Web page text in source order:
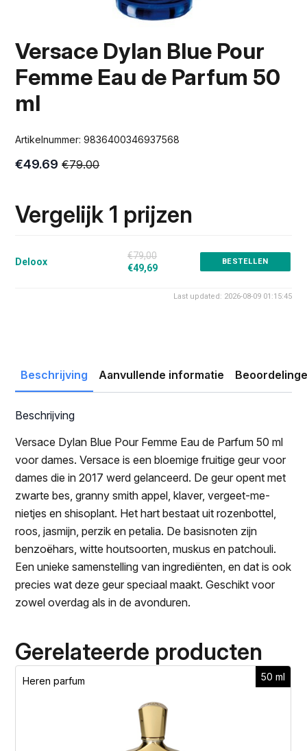
Versace Dylan Blue Pour
Femme Eau de Parfum 50
ml
Artikelnummer:9836400346937568
€79.00
Oorspronkelijke
€79.00.
€49.69
Huidige
€49.69.
Vergelijk 1 prijzen
Deloox
€79,00
€49,69
BESTELLEN
Last updated: 2026-08-09 01:15:45
Beschrijving Aanvullende informatie
Beschrijving
Versace Dylan Blue Pour Femme Eau de Parfum 50 ml
voor dames. Versace is een bloemige fruitige geur voor
dames die in 2017 werd gelanceerd. De geur opent met
zwarte bes, granny smith appel, klaver, vergeet-me-
nietjes en shisoplant. Het hart bestaat uit rozenbottel,
roos, jasmijn, perzik en petalia. De basisnoten zijn
benzoëhars, witte houtsoorten, muskus en patchouli.
Een unieke samenstelling van ingrediënten, en dat is ook
precies wat deze geur speciaal maakt. Geschikt voor
zowel overdag als in de avonduren.
Gerelateerde producten
50 ml
Heren parfum